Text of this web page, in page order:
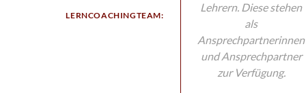
LERNCOACHINGTEAM:
Lehrern. Diese stehen
als
Ansprechpartnerinnen
und Ansprechpartner
zur Verfügung.